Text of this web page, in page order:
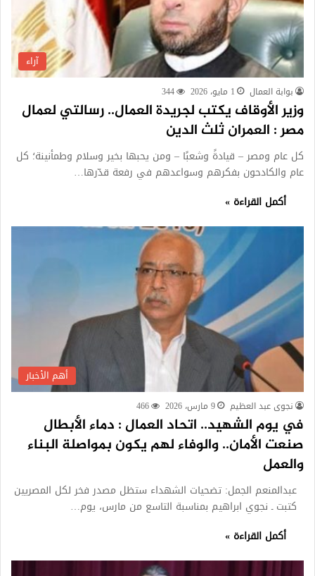
آراء
بوابة العمال 1 مايو، 2026 344
وزير الأوقاف يكتب لجريدة العمال.. رسالتي لعمال
مصر : العمران ثلث الدين
كل عام ومصر – قيادةً وشعبًا – ومن يحبها بخير وسلام وطمأنينة؛ كل
عام والكادحون بفكرهم وسواعدهم في رفعة قدّرها…
أكمل القراءة »
أهم الأخبار
نجوى عبد العظيم 9 مارس، 2026 466
في يوم الشهيد.. اتحاد العمال : دماء الأبطال
صنعت الأمان.. والوفاء لهم يكون بمواصلة البناء
والعمل
عبدالمنعم الجمل: تضحيات الشهداء ستظل مصدر فخر لكل المصريين
كتبت ـ نجوي ابراهيم بمناسبة التاسع من مارس، يوم…
أكمل القراءة »